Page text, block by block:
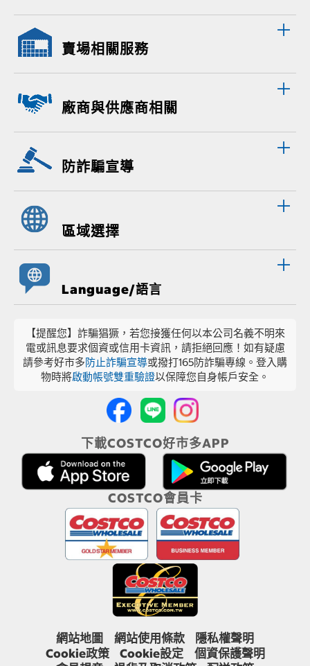
賣場相關服務
廠商與供應商相關
防詐騙宣導
區域選擇
Language/語言
【提醒您】詐騙猖獗，若您接獲任何以本公司名義不明來
電或訊息要求個資或信用卡資訊，請拒絕回應！如有疑慮
請參考好市多防止詐騙宣導或撥打165防詐騙專線。登入購
物時將啟動帳號雙重驗證以保障您自身帳戶安全。
下載COSTCO好市多APP
COSTCO會員卡
網站地圖 網站使用條款
隱私權聲明
Cookie政策
Cookie設定
個資保護聲明